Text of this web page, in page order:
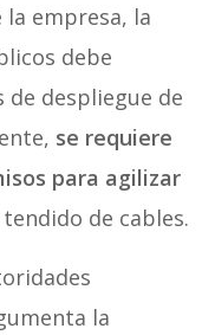
la empresa, la
debe
de despliegue de
se requiere
para agilizar
de cables.
la